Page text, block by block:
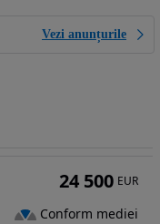
Vezi anunțurile
24 500 EUR
Conform mediei